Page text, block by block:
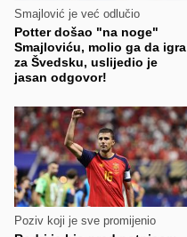
Smajlović je već odlučio
Potter došao "na noge"
Smajloviću, molio ga da igra
za Švedsku, uslijedio je
jasan odgovor!
Poziv koji je sve promijenio